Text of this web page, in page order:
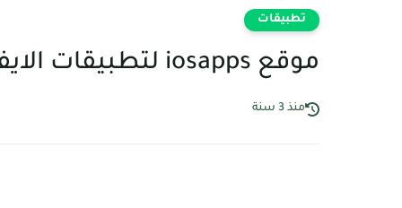
تطبيقات
موقع iosapps لتطبيقات الايفون المجانية و المفيدة
منذ 3 سنة